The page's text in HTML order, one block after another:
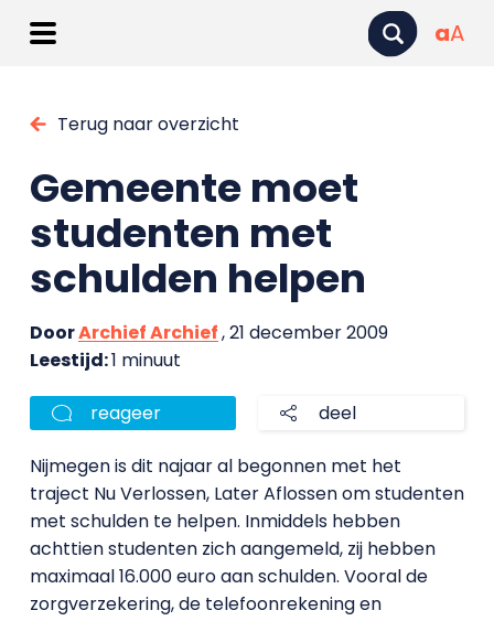
aA
Terug naar overzicht
Gemeente moet
studenten met
schulden helpen
DoorArchief Archief, 21 december 2009
Leestijd:1 minuut
reageer deel
Nijmegen is dit najaar al begonnen met het
traject Nu Verlossen, Later Aflossen om studenten
met schulden te helpen. Inmiddels hebben
achttien studenten zich aangemeld, zij hebben
maximaal 16.000 euro aan schulden. Vooral de
zorgverzekering, de telefoonrekening en